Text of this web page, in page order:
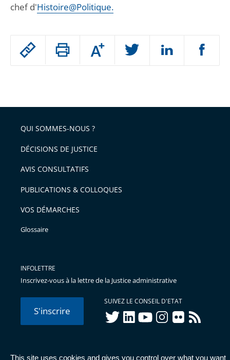
This site uses cookies and gives you control over what you want
Passer
arriver
Augmenter
ou
l'article
pour
avant
chef d'Histoire@Politique.
QUI SOMMES-NOUS ?
DÉCISIONS DE JUSTICE
AVIS CONSULTATIFS
PUBLICATIONS & COLLOQUES
VOS DÉMARCHES
Glossaire
INFOLETTRE
Inscrivez-vous à la lettre de la Justice administrative
S'inscrire
SUIVEZ LE CONSEIL D'ETAT
twitterlinkedInyoutubeinstagram
flickr rss